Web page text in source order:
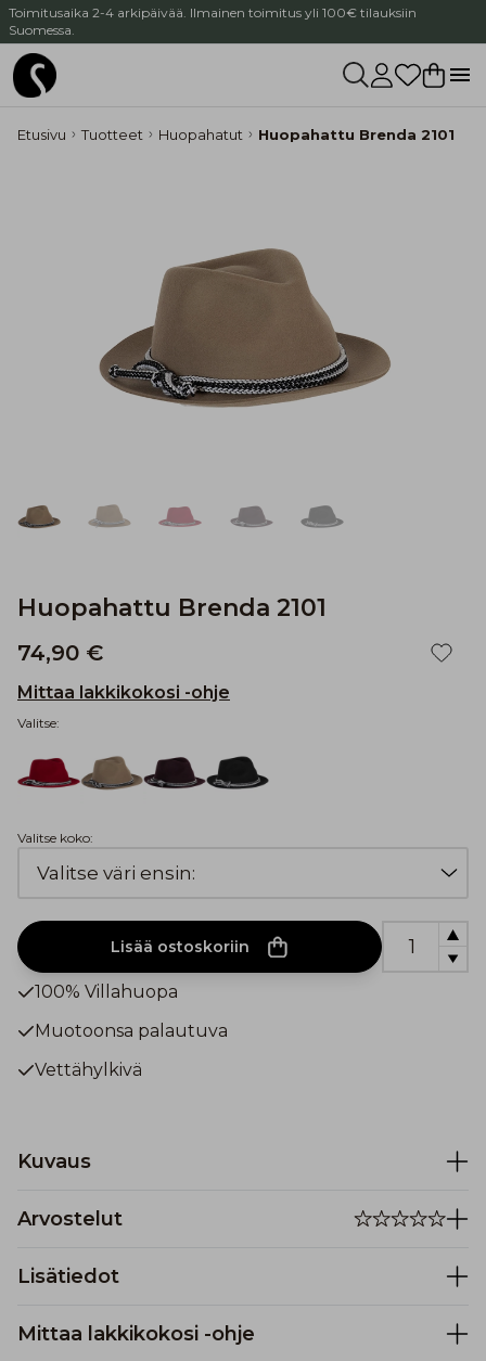
Toimitusaika 2-4 arkipäivää. Ilmainen toimitus yli 100€ tilauksiin
Suomessa.
Etusivu Tuotteet Huopahatut Huopahattu Brenda 2101
Huopahattu Brenda 2101
74,90 €
Mittaa lakkikokosi -ohje
Valitse:
Valitse koko:
Lisää ostoskoriin
100% Villahuopa
Muotoonsa palautuva
Vettähylkivä
Kuvaus
Arvostelut
Lisätiedot
Mittaa lakkikokosi -ohje